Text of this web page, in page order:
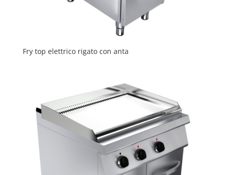
Fry top elettrico rigato con anta